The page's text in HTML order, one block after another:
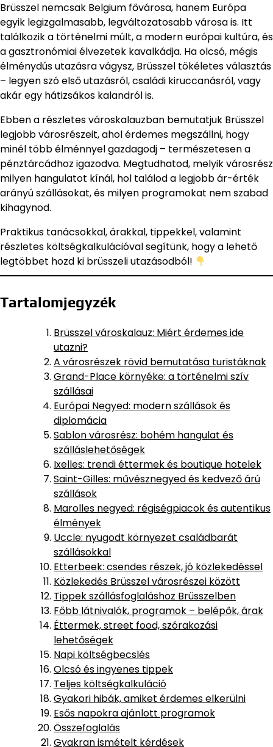
Brüsszel nemcsak Belgium fővárosa, hanem Európa
egyik legizgalmasabb, legváltozatosabb városa is. Itt
találkozik a történelmi múlt, a modern európai kultúra, és
a gasztronómiai élvezetek kavalkádja. Ha olcsó, mégis
élménydús utazásra vágysz, Brüsszel tökéletes választás
– legyen szó első utazásról, családi kiruccanásról, vagy
akár egy hátizsákos kalandról is.
Ebben a részletes városkalauzban bemutatjuk Brüsszel
legjobb városrészeit, ahol érdemes megszállni, hogy
minél több élménnyel gazdagodj – természetesen a
pénztárcádhoz igazodva. Megtudhatod, melyik városrész
milyen hangulatot kínál, hol találod a legjobb ár-érték
arányú szállásokat, és milyen programokat nem szabad
kihagynod.
Praktikus tanácsokkal, árakkal, tippekkel, valamint
részletes költségkalkulációval segítünk, hogy a lehető
legtöbbet hozd ki brüsszeli utazásodból!
Tartalomjegyzék
Brüsszel városkalauz: Miért érdemes ide
utazni?
A városrészek rövid bemutatása turistáknak
Grand-Place környéke: a történelmi szív
szállásai
Európai Negyed: modern szállások és
diplomácia
Sablon városrész: bohém hangulat és
szálláslehetőségek
Ixelles: trendi éttermek és boutique hotelek
Saint-Gilles: művésznegyed és kedvező árú
szállások
Marolles negyed: régiségpiacok és autentikus
élmények
Uccle: nyugodt környezet családbarát
szállásokkal
Etterbeek: csendes részek, jó közlekedéssel
Közlekedés Brüsszel városrészei között
Tippek szállásfoglaláshoz Brüsszelben
Főbb látnivalók, programok – belépők, árak
Éttermek, street food, szórakozási
lehetőségek
Napi költségbecslés
Olcsó és ingyenes tippek
Teljes költségkalkuláció
Gyakori hibák, amiket érdemes elkerülni
Esős napokra ajánlott programok
Összefoglalás
Gyakran ismételt kérdések